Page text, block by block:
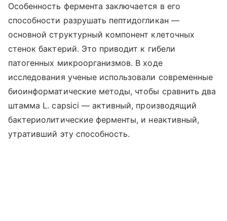
Особенность фермента заключается в его
способности разрушать пептидогликан —
основной структурный компонент клеточных
стенок бактерий. Это приводит к гибели
патогенных микроорганизмов. В ходе
исследования ученые использовали современные
биоинформатические методы, чтобы сравнить два
штамма L. capsici — активный, производящий
бактериолитические ферменты, и неактивный,
утративший эту способность.